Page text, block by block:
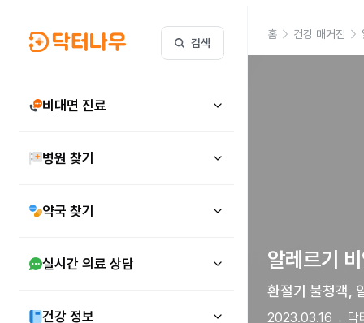
검색
비대면 진료
병원 찾기
약국 찾기
실시간 의료 상담
건강 정보
홈 건강 매거진
알레르기
환절기 불청객,
2023.03.16 닥